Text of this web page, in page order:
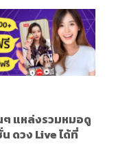
ๆ แหล่งรวมหมอดู
ดวง Live ได้ที่